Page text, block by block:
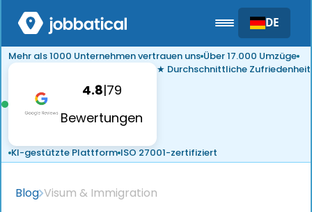
DE
Mehr als 1000 Unternehmen vertrauen uns Über 17.000 Umzüge
4.8|79
Bewertungen
★ Durchschnittliche Zufriedenheit
KI-gestützte Plattform ISO 27001-zertifiziert
Blog Visum & Immigration